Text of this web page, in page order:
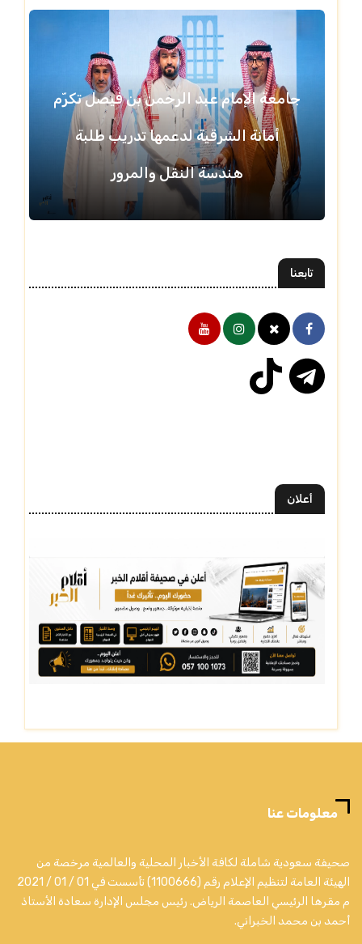
جامعة الإمام عبد الرحمن بن فيصل تكرّم
أمانة الشرقية لدعمها تدريب طلبة
هندسة النقل والمرور
تابعنا
أعلان
معلومات عنا
صحيفة سعودية شاملة لكافة الأخبار المحلية والعالمية مرخصة من
الهيئة العامة لتنظيم الإعلام رقم (1100666) تأسست في 01 / 01 / 2021
م مقرها الرئيسي العاصمة الرياض. رئيس مجلس الإدارة سعادة الأستاذ
أحمد بن محمد الخبراني.